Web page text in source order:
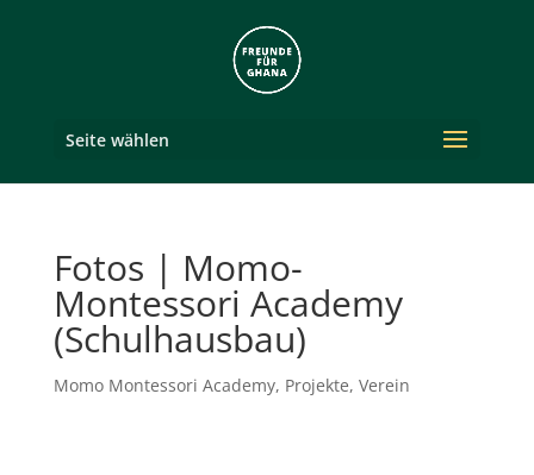
Seite wählen
Fotos | Momo-
Montessori Academy
(Schulhausbau)
Momo Montessori Academy, Projekte, Verein